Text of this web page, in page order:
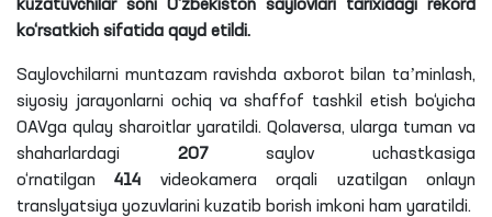
kuzatuvchilar soni O‘zbekiston saylovlari tarixidagi rekord
ko‘rsatkich sifatida qayd etildi.
Saylovchilarni muntazam ravishda axborot bilan taʼminlash,
siyosiy jarayonlarni ochiq va shaffof tashkil etish bo‘yicha
OAVga qulay sharoitlar yaratildi. Qolaversa, ularga tuman va
shaharlardagi 207saylov uchastkasiga
o‘rnatilgan414 videokamera orqali uzatilgan onlayn
translyatsiya yozuvlarini kuzatib borish imkoni ham yaratildi.